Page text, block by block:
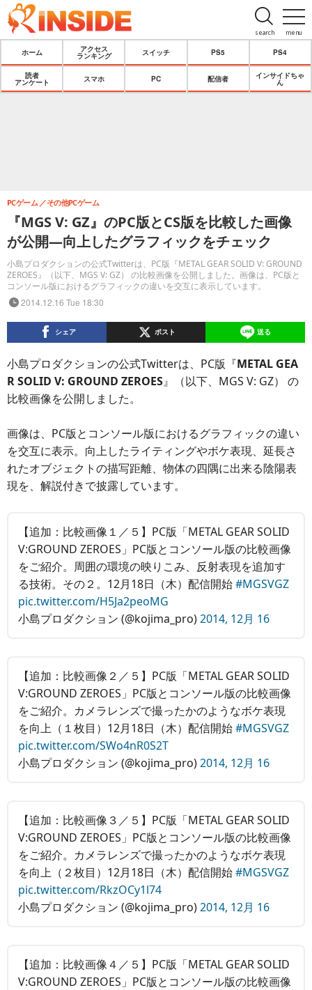
menu
search
ホーム
アクセス
ランキング
スイッチ PS5 PS4
読者
アンケート
スマホ PC 配信者
インサイドちゃ
ん
『MGS V: GZ』のPC版とCS版を比較した画像
が公開―向上したグラフィックをチェック
小島プロダクションの公式Twitterは、PC版『METAL GEAR SOLID V: GROUND
ZEROES』（以下、MGS V: GZ） の比較画像を公開しました。画像は、PC版と
コンソール版におけるグラフィックの違いを交互に表示しています。
PCゲーム その他PCゲーム
2014.12.16 Tue 18:30
シェア ポスト 送る
小島プロダクションの公式Twitterは、PC版『METAL GEA
R SOLID V: GROUND ZEROES』（以下、MGS V: GZ） の
比較画像を公開しました。
画像は、PC版とコンソール版におけるグラフィックの違い
を交互に表示。向上したライティングやボケ表現、延長さ
れたオブジェクトの描写距離、物体の四隅に出来る陰陽表
現を、解説付きで披露しています。
【追加：比較画像１／５】PC版「METAL GEAR SOLID
V:GROUND ZEROES」PC版とコンソール版の比較画像
をご紹介。周囲の環境の映りこみ、反射表現を追加す
る技術。その２。12月18日（木）配信開始#MGSVGZ
pic.twitter.com/H5Ja2peoMG
小島プロダクション (@kojima_pro)2014, 12月 16
【追加：比較画像２／５】PC版「METAL GEAR SOLID
V:GROUND ZEROES」PC版とコンソール版の比較画像
をご紹介。カメラレンズで撮ったかのようなボケ表現
を向上（１枚目）12月18日（木）配信開始#MGSVGZ
pic.twitter.com/SWo4nR0S2T
小島プロダクション (@kojima_pro)2014, 12月 16
【追加：比較画像３／５】PC版「METAL GEAR SOLID
V:GROUND ZEROES」PC版とコンソール版の比較画像
をご紹介。カメラレンズで撮ったかのようなボケ表現
を向上（２枚目）12月18日（木）配信開始#MGSVGZ
pic.twitter.com/RkzOCy1l74
小島プロダクション (@kojima_pro)2014, 12月 16
【追加：比較画像４／５】PC版「METAL GEAR SOLID
V:GROUND ZEROES」PC版とコンソール版の比較画像